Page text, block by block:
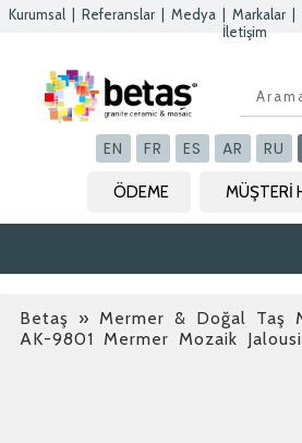
Kurumsal Referanslar Medya Markalar
İletişim
EN FR ES AR RU
ÖDEME MÜŞTERİ
Betaş » Mermer & Doğal Taş
AK-9801 Mermer Mozaik